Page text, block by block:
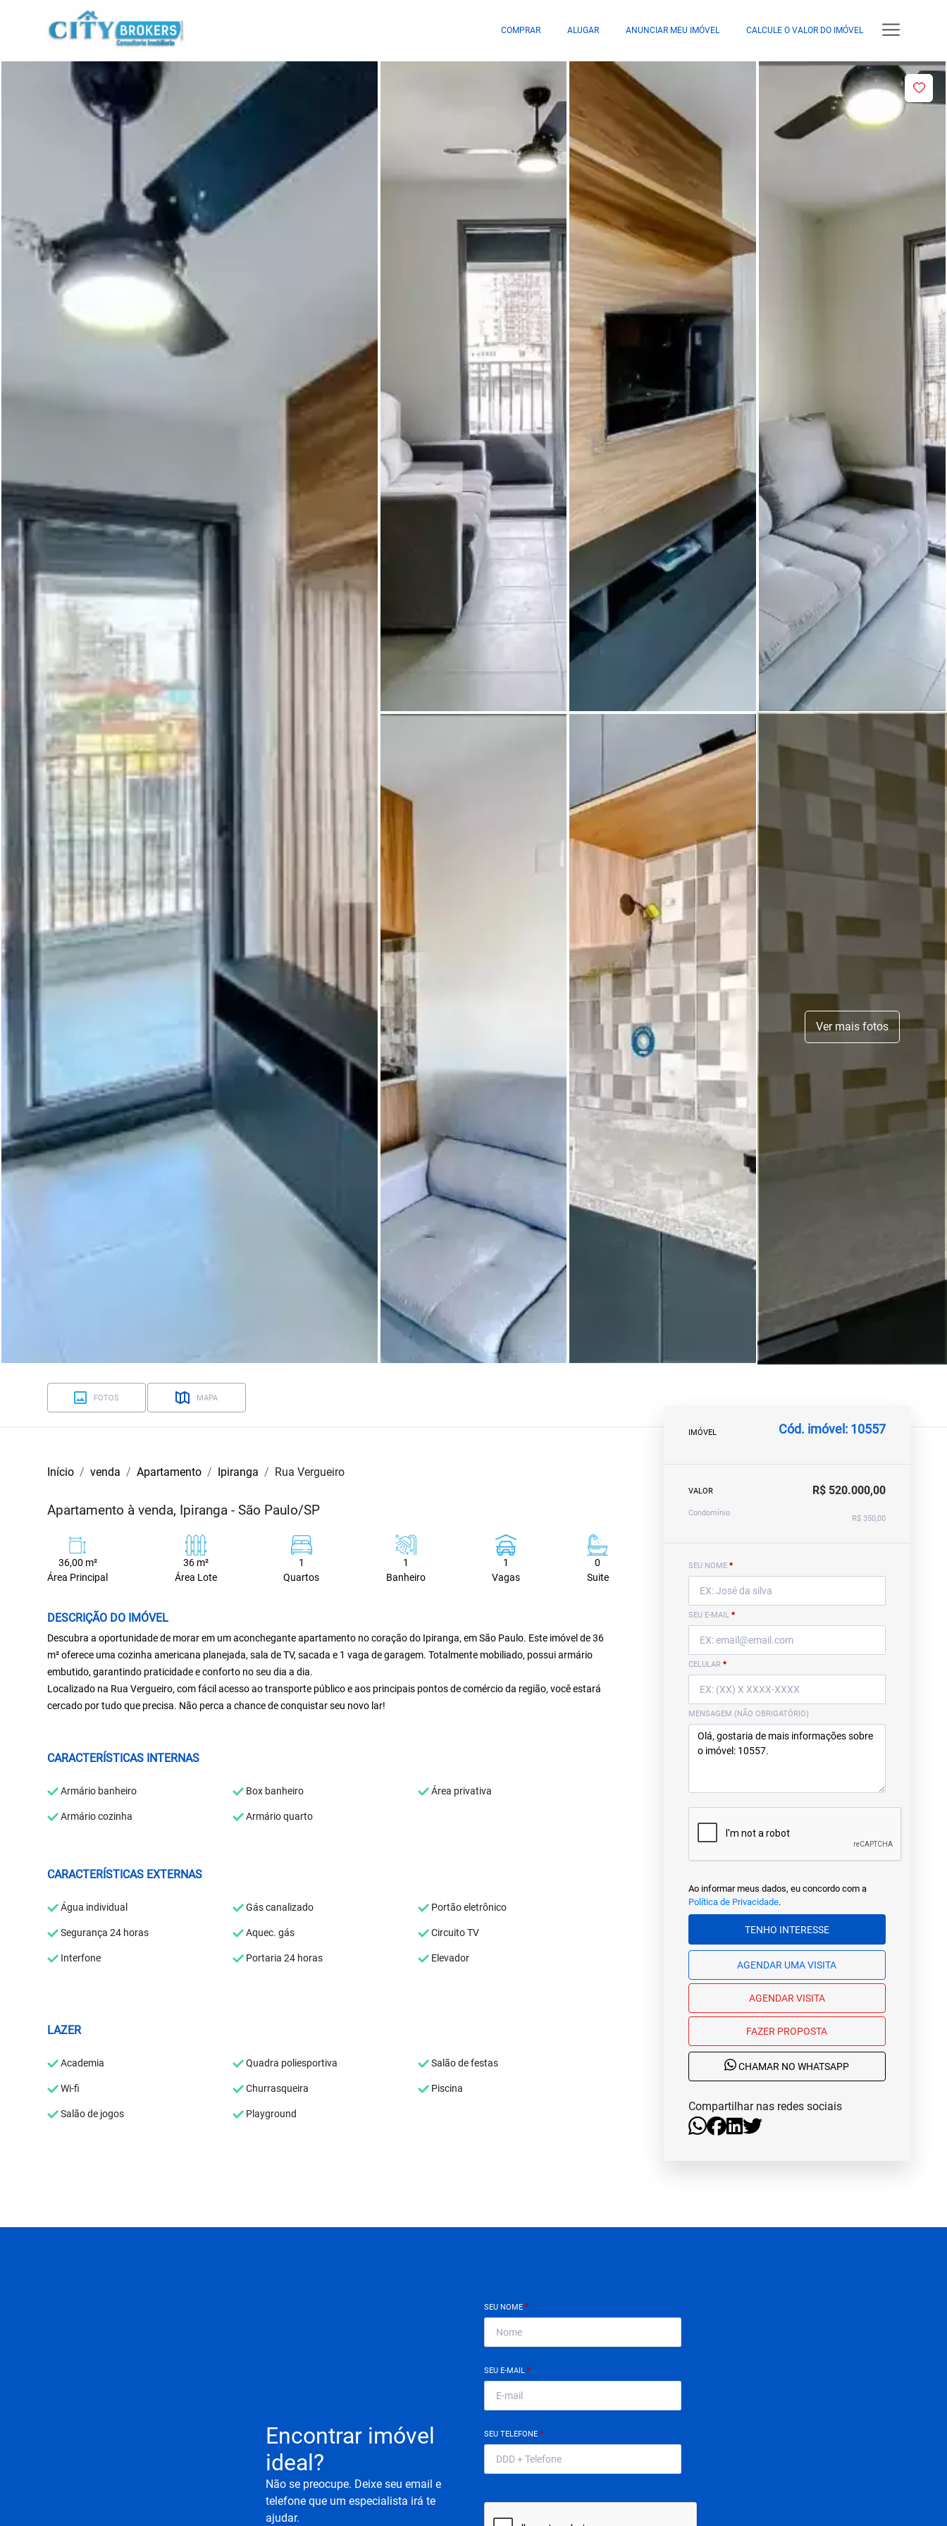
COMPRAR ALUGAR ANUNCIAR MEU IMÓVEL CALCULE O VALOR DO IMÓVEL
Ver mais fotos
FOTOS MAPA
Início venda Apartamento Ipiranga Rua Vergueiro
Apartamento à venda, Ipiranga - São Paulo/SP
36,00 m²
Área Principal
36 m²
Área Lote
1
Quartos
1
Banheiro
1
Vagas
0
Suite
DESCRIÇÃO DO IMÓVEL
Descubra a oportunidade de morar em um aconchegante apartamento no coração do Ipiranga, em São Paulo. Este imóvel de 36
m² oferece uma cozinha americana planejada, sala de TV, sacada e 1 vaga de garagem. Totalmente mobiliado, possui armário
embutido, garantindo praticidade e conforto no seu dia a dia.
Localizado na Rua Vergueiro, com fácil acesso ao transporte público e aos principais pontos de comércio da região, você estará
cercado por tudo que precisa. Não perca a chance de conquistar seu novo lar!
CARACTERÍSTICAS INTERNAS
Armário banheiro Box banheiro Área privativa
Armário cozinha Armário quarto
CARACTERÍSTICAS EXTERNAS
Água individual Gás canalizado Portão eletrônico
Segurança 24 horas Aquec. gás Circuito TV
Interfone Portaria 24 horas Elevador
LAZER
Academia Quadra poliesportiva Salão de festas
Wi-fi Churrasqueira Piscina
Salão de jogos Playground
IMÓVEL Cód. imóvel: 10557
VALOR R$ 520.000,00
Condomínio
R$ 350,00
SEU NOME *
SEU E-MAIL *
CELULAR *
MENSAGEM (NÃO OBRIGATÓRIO)
Ao informar meus dados, eu concordo com a
Política de Privacidade.
TENHO INTERESSE
AGENDAR UMA VISITA
AGENDAR VISITA
FAZER PROPOSTA
CHAMAR NO WHATSAPP
Compartilhar nas redes sociais
Encontrar imóvel
ideal?
Não se preocupe. Deixe seu email e
telefone que um especialista irá te
ajudar.
SEU NOME *
SEU E-MAIL *
SEU TELEFONE *